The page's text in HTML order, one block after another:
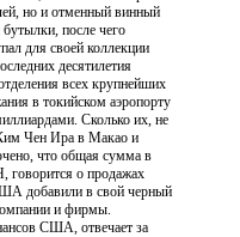
но и отменный винный
после чего
для своей коллекции
десятилетия
всех крупнейших
в токийском аэропорту
Сколько их, не
Ким Чен Ира в Макао и
что общая сумма в
говорится о продажах
добавили в свой черный
и фирмы.
США, отвечает за